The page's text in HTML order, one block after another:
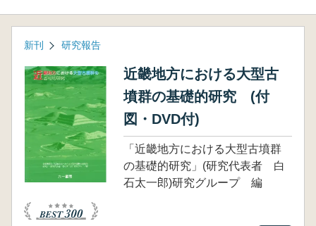
新刊 研究報告
近畿地方における大型古
墳群の基礎的研究 (付
図・DVD付)
「近畿地方における大型古墳群
の基礎的研究」(研究代表者 白
石太一郎)研究グループ 編